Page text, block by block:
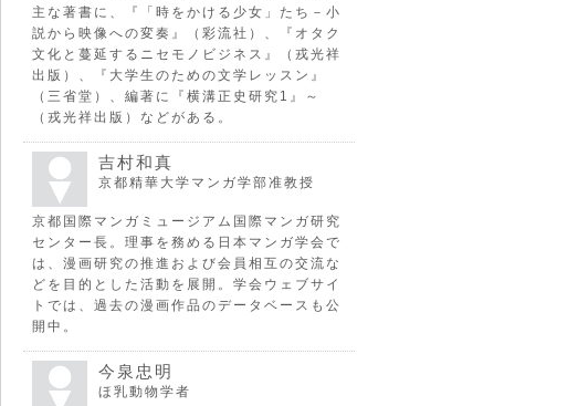
主な著書に、『「時をかける少女」たち－小
説から映像への変奏』（彩流社）、『オタク
文化と蔓延するニセモノビジネス』（戎光祥
出版）、『大学生のための文学レッスン』
（三省堂）、編著に『横溝正史研究1』～
（戎光祥出版）などがある。
吉村和真
京都精華大学マンガ学部准教授
京都国際マンガミュージアム国際マンガ研究
センター長。理事を務める日本マンガ学会で
は、漫画研究の推進および会員相互の交流な
どを目的とした活動を展開。学会ウェブサイ
トでは、過去の漫画作品のデータベースも公
開中。
今泉忠明
ほ乳動物学者